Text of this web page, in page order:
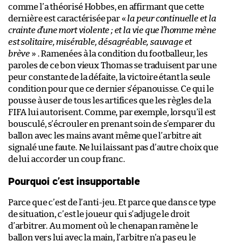
comme l’a théorisé Hobbes, en affirmant que cette
dernière est caractérisée par « la peur continuelle et la
crainte d’une mort violente ; et la vie que l’homme mène
est solitaire, misérable, désagréable, sauvage et
brève » . Ramenées à la condition du footballeur, les
paroles de ce bon vieux Thomas se traduisent par une
peur constante de la défaite, la victoire étant la seule
condition pour que ce dernier s’épanouisse. Ce qui le
pousse à user de tous les artifices que les règles de la
FIFA lui autorisent. Comme, par exemple, lorsqu’il est
bousculé, s’écrouler en prenant soin de s’emparer du
ballon avec les mains avant même que l’arbitre ait
signalé une faute. Ne lui laissant pas d’autre choix que
de lui accorder un coup franc.
Pourquoi c’est insupportable
Parce que c’est de l’anti-jeu. Et parce que dans ce type
de situation, c’est le joueur qui s’adjuge le droit
d’arbitrer. Au moment où le chenapan ramène le
ballon vers lui avec la main, l’arbitre n’a pas eu le